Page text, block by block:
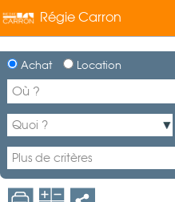
Régie Carron
Achat Location